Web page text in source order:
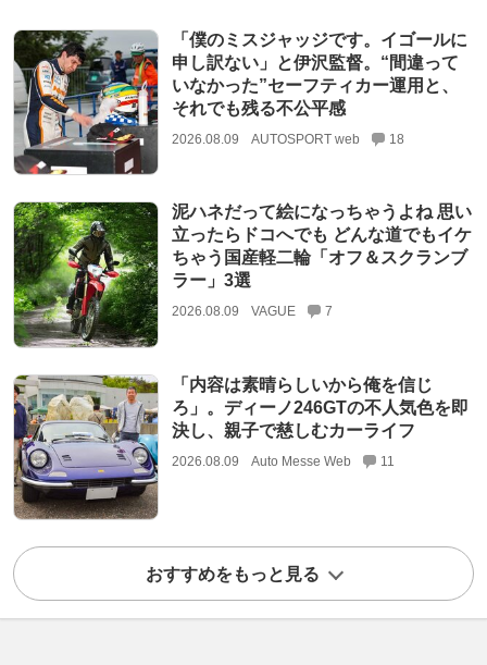
「僕のミスジャッジです。イゴールに
申し訳ない」と伊沢監督。“間違って
いなかった”セーフティカー運用と、
それでも残る不公平感
2026.08.09 AUTOSPORT web 18
泥ハネだって絵になっちゃうよね 思い
立ったらドコへでも どんな道でもイケ
ちゃう国産軽二輪「オフ＆スクランブ
ラー」3選
2026.08.09 VAGUE 7
「内容は素晴らしいから俺を信じ
ろ」。ディーノ246GTの不人気色を即
決し、親子で慈しむカーライフ
2026.08.09 Auto Messe Web 11
おすすめをもっと見る